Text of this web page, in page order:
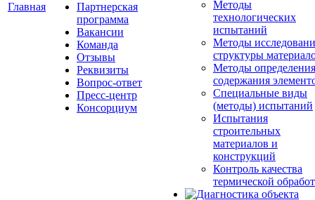
Главная
Партнерская
программа
Вакансии
Команда
Отзывы
Реквизиты
Вопрос-ответ
Пресс-центр
Консорциум
Методы
технологических
испытаний
Методы
структуры
Методы определения
содержания
Специальные виды
(методы) испытаний
Испытания
строительных
материалов и
конструкций
Контроль качества
термической